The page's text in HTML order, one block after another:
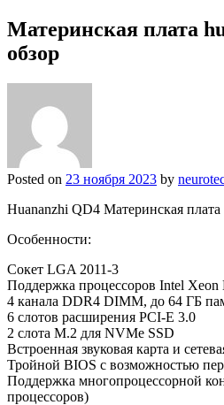
Материнская плата
обзор
Posted on 23 ноября 2023 by
Huananzhi QD4 Материнская
Особенности:
Сокет LGA 2011-3
Поддержка процессоров Intel
4 канала DDR4 DIMM, до 64 ГБ
6 слотов расширения PCI-E 3.0
2 слота M.2 для NVMe SSD
Встроенная звуковая карта и
Тройной BIOS с возможностью
Поддержка многопроцессорной
процессоров)